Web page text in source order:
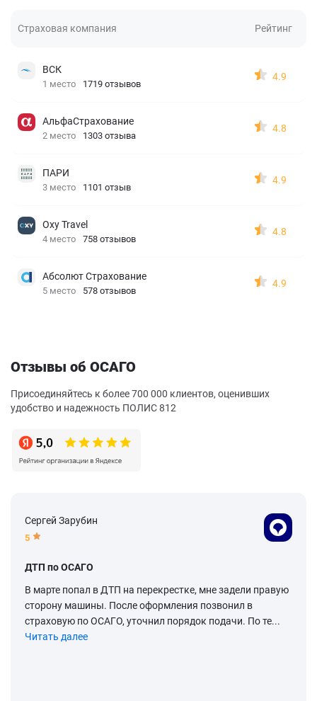
Страховая компания Рейтинг
ВСК
1 место 1719 отзывов
4.9
АльфаСтрахование
2 место 1303 отзыва
4.8
ПАРИ
3 место 1101 отзыв
4.9
Oxy Travel
4 место 758 отзывов
4.8
Абсолют Страхование
5 место 578 отзывов
4.9
Отзывы об ОСАГО
Присоединяйтесь к более 700 000 клиентов, оценивших
удобство и надежность ПОЛИС 812
Сергей Зарубин
5
ДТП по ОСАГО
В марте попал в ДТП на перекрестке, мне задели правую
сторону машины. После оформления позвонил в
страховую по ОСАГО, уточнил порядок подачи. По те...
Читать далее